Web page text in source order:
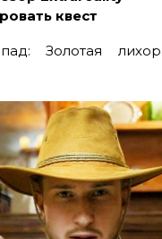
квест
Золотая